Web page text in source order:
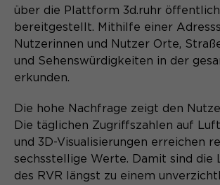
über die Plattform 3d.ruhr öffentlich
bereitgestellt. Mithilfe einer
Nutzerinnen und Nutzer Orte,
und Sehenswürdigkeiten in der
erkunden.
Die hohe Nachfrage zeigt den
Die täglichen Zugriffszahlen auf
und 3D-Visualisierungen erreichen
sechsstellige Werte. Damit sind die
des RVR längst zu einem